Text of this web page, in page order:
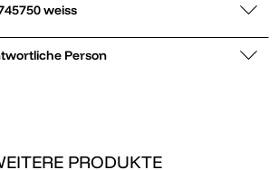
zu Poloshirt 745750 weiss
Person
PRODUKTE